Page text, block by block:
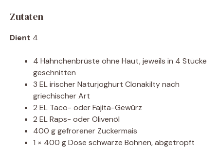
Zutaten
Dient 4
4 Hähnchenbrüste ohne Haut, jeweils in 4 Stücke
geschnitten
3 EL irischer Naturjoghurt Clonakilty nach
griechischer Art
2 EL Taco- oder Fajita-Gewürz
2 EL Raps- oder Olivenöl
400 g gefrorener Zuckermais
1 × 400 g Dose schwarze Bohnen, abgetropft